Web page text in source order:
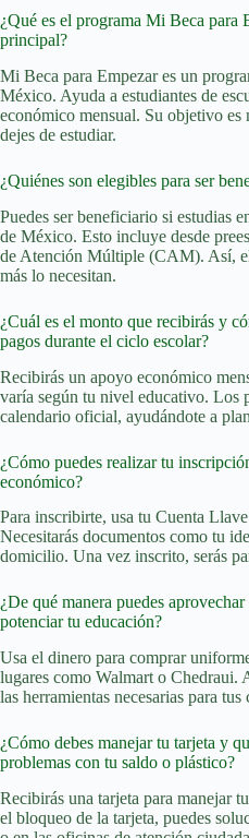
¿Qué es el programa Mi Beca para
principal?
Mi Beca para Empezar es un
México. Ayuda a estudiantes de
económico mensual. Su objetivo
dejes de estudiar.
¿Quiénes son elegibles para ser
Puedes ser beneficiario si estudias
de México. Esto incluye desde
de Atención Múltiple (CAM). Así,
más lo necesitan.
¿Cuál es el monto que recibirás y
pagos durante el ciclo escolar?
Recibirás un apoyo económico
varía según tu nivel educativo. Los
calendario oficial, ayudándote a
¿Cómo puedes realizar tu
económico?
Para inscribirte, usa tu Cuenta
Necesitarás documentos como tu
domicilio. Una vez inscrito, serás
¿De qué manera puedes
potenciar tu educación?
Usa el dinero para comprar
lugares como Walmart o Chedraui.
las herramientas necesarias para tus
¿Cómo debes manejar tu tarjeta y
problemas con tu saldo o plástico?
Recibirás una tarjeta para manejar
el bloqueo de la tarjeta, puedes